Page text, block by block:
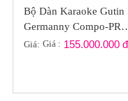
Bộ Dàn Karaoke Gutin
Germanny Compo-PRO
KARAVIP-01
Giá: Giá : 155.000.000 đ